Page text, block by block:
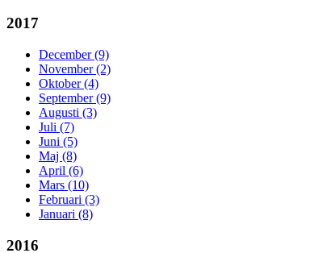
2017
December (9)
November (2)
Oktober (4)
September (9)
Augusti (3)
Juli (7)
Juni (5)
Maj (8)
April (6)
Mars (10)
Februari (3)
Januari (8)
2016